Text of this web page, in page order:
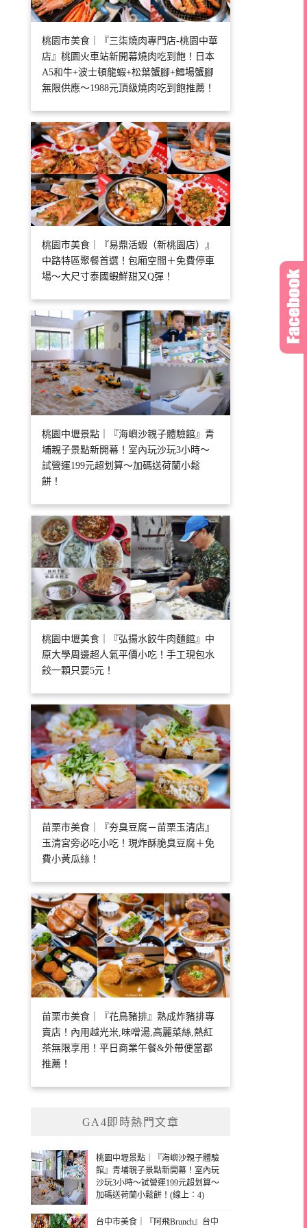
桃園市美食｜『三柒燒肉專門店-桃園中華
店』桃園火車站新開幕燒肉吃到飽！日本
A5和牛+波士頓龍蝦+松葉蟹腳+鱈場蟹腳
無限供應～1988元頂級燒肉吃到飽推薦！
桃園市美食｜『易鼎活蝦（新桃園店）』
中路特區聚餐首選！包廂空間＋免費停車
場～大尺寸泰國蝦鮮甜又Q彈！
桃園中壢景點｜『海嶼沙親子體驗館』青
埔親子景點新開幕！室內玩沙玩3小時～
試營運199元超划算～加碼送荷蘭小鬆
餅！
桃園中壢美食｜『弘揚水餃牛肉麵館』中
原大學周邊超人氣平價小吃！手工現包水
餃一顆只要5元！
苗栗市美食｜『夯臭豆腐－苗栗玉清店』
玉清宮旁必吃小吃！現炸酥脆臭豆腐＋免
費小黃瓜絲！
苗栗市美食｜『花鳥豬排』熟成炸豬排專
賣店！內用越光米,味噌湯,高麗菜絲,熱紅
茶無限享用！平日商業午餐&外帶便當都
推薦！
GA4即時熱門文章
桃園中壢景點｜『海嶼沙親子體驗
館』青埔親子景點新開幕！室內玩
沙玩3小時～試營運199元超划算～
加碼送荷蘭小鬆餅！(線上：4)
台中市美食｜『阿飛Brunch』台中